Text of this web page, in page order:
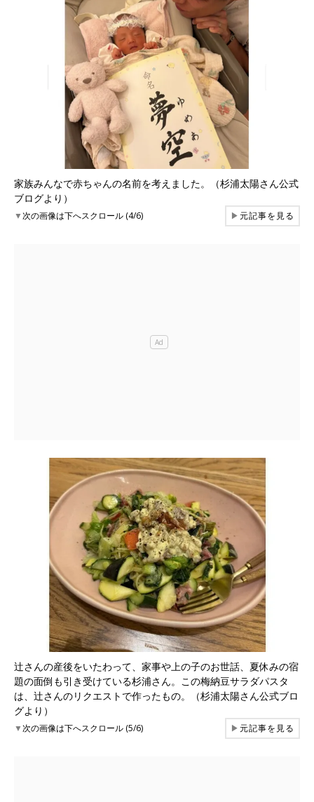
家族みんなで赤ちゃんの名前を考えました。（杉浦太陽さん公式
ブログより）
▼次の画像は下へスクロール (4/6) ▶元記事を見る
辻さんの産後をいたわって、家事や上の子のお世話、夏休みの宿
題の面倒も引き受けている杉浦さん。この梅納豆サラダパスタ
は、辻さんのリクエストで作ったもの。（杉浦太陽さん公式ブロ
グより）
▼次の画像は下へスクロール (5/6) ▶元記事を見る